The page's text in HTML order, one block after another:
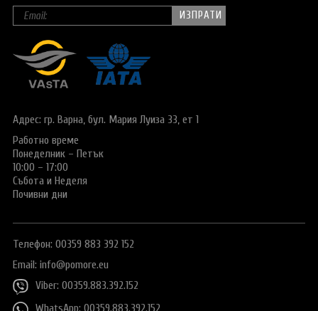
Адрес: гр. Варна, бул. Мария Луиза 33, ет 1
Работно време
Понеделник – Петък
10:00 – 17:00
Събота и Неделя
Почивни дни
Телефон: 00359 883 392 152
Email: info@pomore.eu
Viber: 00359.883.392.152
WhatsApp: 00359.883.392.152